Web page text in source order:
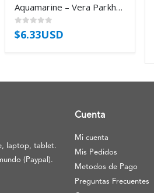
Aquamarine – Vera Parkhutik
0out of 5
$6.33USD
laptop, tablet.
(Paypal).
Cuenta
Mi cuenta
Mis Pedidos
Metodos de Pago
Preguntas Frecuentes